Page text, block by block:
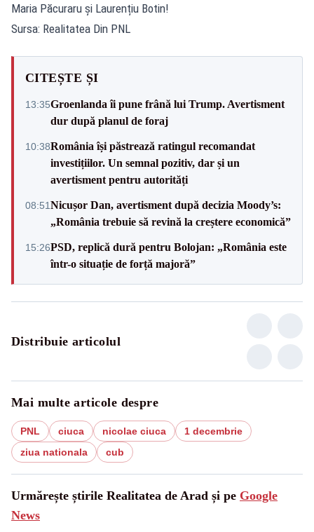
Maria Păcuraru și Laurențiu Botin!
Sursa: Realitatea Din PNL
CITEȘTE ȘI
13:35Groenlanda îi pune frână lui Trump. Avertisment
dur după planul de foraj
10:38România își păstrează ratingul recomandat
investițiilor. Un semnal pozitiv, dar și un
avertisment pentru autorități
08:51Nicușor Dan, avertisment după decizia Moody’s:
„România trebuie să revină la creștere economică”
15:26PSD, replică dură pentru Bolojan: „România este
într-o situație de forță majoră”
Distribuie articolul
Mai multe articole despre
PNL ciuca nicolae ciuca
1 decembrie
ziua nationala
cub
Urmărește știrile Realitatea de Arad și pe Google
News